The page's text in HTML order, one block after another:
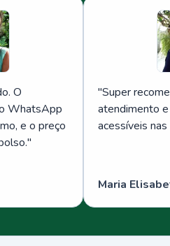
O
WhatsApp
e o preço
"
"Super
atendimento
acessíveis
Maria